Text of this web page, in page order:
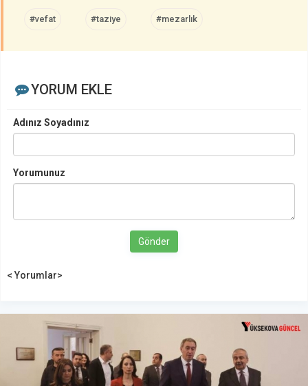
#vefat #taziye #mezarlık
YORUM EKLE
Adınız Soyadınız
Yorumunuz
Gönder
< Yorumlar>